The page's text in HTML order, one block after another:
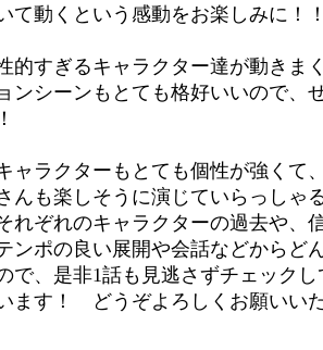
て動くという感動をお楽しみに！
的すぎるキャラクター達が動きま
シーンもとても格好いいので、
ャラクターもとても個性が強くて
んも楽しそうに演じていらっしゃ
れぞれのキャラクターの過去や、
ンポの良い展開や会話などからど
で、是非1話も見逃さずチェックし
ます！ どうぞよろしくお願いい